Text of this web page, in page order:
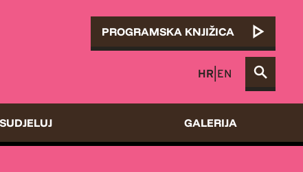
PROGRAMSKA KNJIŽICA
HR EN
SUDJELUJ GALERIJA